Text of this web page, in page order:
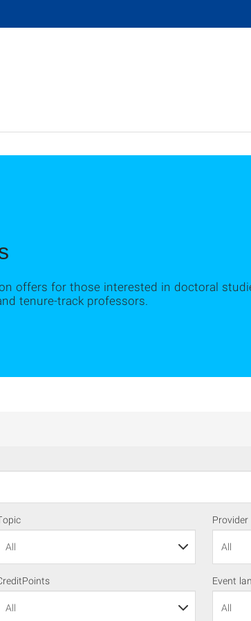
offers for those interested in doctoral
tenure-track professors.
Provider
Event